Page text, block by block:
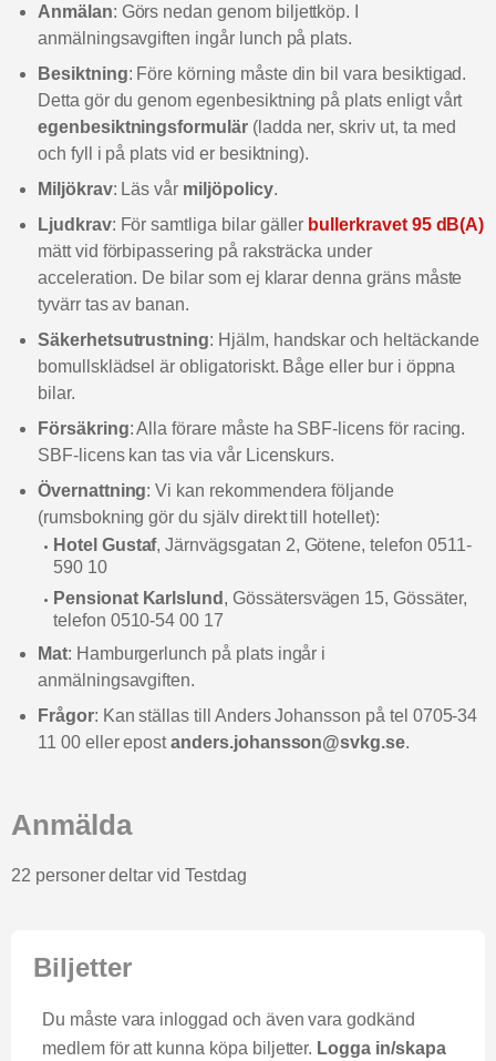
Anmälan: Görs nedan genom biljettköp. I
anmälningsavgiften ingår lunch på plats.
Besiktning: Före körning måste din bil vara besiktigad.
Detta gör du genom egenbesiktning på plats enligt vårt
egenbesiktningsformulär(ladda ner, skriv ut, ta med
och fyll i på plats vid er besiktning).
Miljökrav: Läs vår miljöpolicy.
Ljudkrav: För samtliga bilar gäller bullerkravet 95 dB(A)
mätt vid förbipassering på raksträcka under
acceleration. De bilar som ej klarar denna gräns måste
tyvärr tas av banan.
Säkerhetsutrustning: Hjälm, handskar och heltäckande
bomullsklädsel är obligatoriskt. Båge eller bur i öppna
bilar.
Försäkring: Alla förare måste ha SBF-licens för racing.
SBF-licens kan tas via vår Licenskurs.
Övernattning: Vi kan rekommendera följande
(rumsbokning gör du själv direkt till hotellet):
Hotel Gustaf, Järnvägsgatan 2, Götene, telefon 0511-
590 10
Pensionat Karlslund , Gössätersvägen 15, Gössäter,
telefon 0510-54 00 17
Mat: Hamburgerlunch på plats ingår i
anmälningsavgiften.
Frågor: Kan ställas till Anders Johansson på tel 0705-34
11 00 eller epostanders.johansson@svkg.se.
Anmälda
22 personer deltar vid Testdag
Biljetter
Du måste vara inloggad och även vara godkänd
medlem för att kunna köpa biljetter. Logga in/skapa